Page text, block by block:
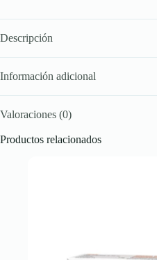
Descripción
Información adicional
Valoraciones (0)
Productos relacionados